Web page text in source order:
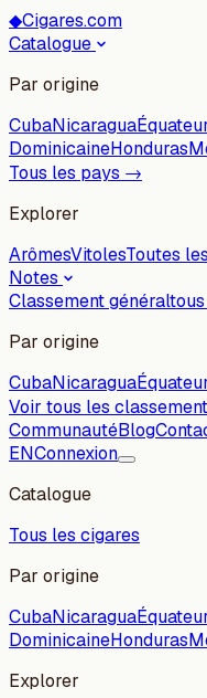
◆Cigares.com
Catalogue
Par origine
CubaNicaragua
DominicaineHonduras
Tous les pays →
Explorer
ArômesVitolesToutes
Notes
Classement général
Par origine
CubaNicaragua
Voir tous les
CommunautéBlog
ENConnexion
Catalogue
Tous les cigares
Par origine
CubaNicaragua
DominicaineHonduras
Explorer